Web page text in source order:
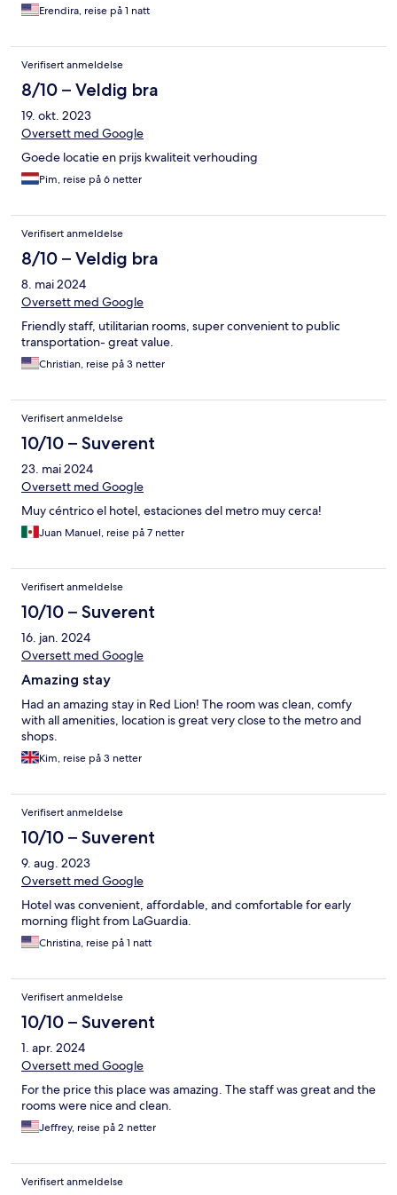
Erendira, reise på 1 natt
Verifisert anmeldelse
8/10 – Veldig bra
19. okt. 2023
Oversett med Google
Goede locatie en prijs kwaliteit verhouding
Pim, reise på 6 netter
Verifisert anmeldelse
8/10 – Veldig bra
8. mai 2024
Oversett med Google
Friendly staff, utilitarian rooms, super convenient to public
transportation- great value.
Christian, reise på 3 netter
Verifisert anmeldelse
10/10 – Suverent
23. mai 2024
Oversett med Google
Muy céntrico el hotel, estaciones del metro muy cerca!
Juan Manuel, reise på 7 netter
Verifisert anmeldelse
10/10 – Suverent
16. jan. 2024
Oversett med Google
Amazing stay
Had an amazing stay in Red Lion! The room was clean, comfy
with all amenities, location is great very close to the metro and
shops.
Kim, reise på 3 netter
Verifisert anmeldelse
10/10 – Suverent
9. aug. 2023
Oversett med Google
Hotel was convenient, affordable, and comfortable for early
morning flight from LaGuardia.
Christina, reise på 1 natt
Verifisert anmeldelse
10/10 – Suverent
1. apr. 2024
Oversett med Google
For the price this place was amazing. The staff was great and the
rooms were nice and clean.
Jeffrey, reise på 2 netter
Verifisert anmeldelse